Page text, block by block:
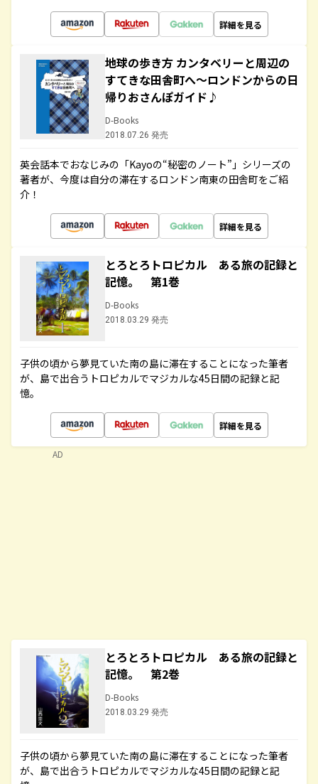
詳細を見る
地球の歩き方 カンタベリーと周辺の
すてきな田舎町へ～ロンドンからの日
帰りおさんぽガイド♪
D-Books
2018.07.26 発売
英会話本でおなじみの「Kayoの“秘密のノート”」シリーズの
著者が、今度は自分の滞在するロンドン南東の田舎町をご紹
介！
詳細を見る
とろとろトロピカル ある旅の記録と
記憶。 第1巻
D-Books
2018.03.29 発売
子供の頃から夢見ていた南の島に滞在することになった筆者
が、島で出合うトロピカルでマジカルな45日間の記録と記
憶。
詳細を見る
とろとろトロピカル ある旅の記録と
記憶。 第2巻
D-Books
2018.03.29 発売
子供の頃から夢見ていた南の島に滞在することになった筆者
が、島で出合うトロピカルでマジカルな45日間の記録と記
AD